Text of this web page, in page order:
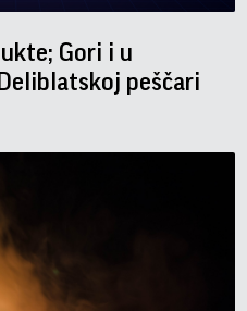
Gori i u
peščari